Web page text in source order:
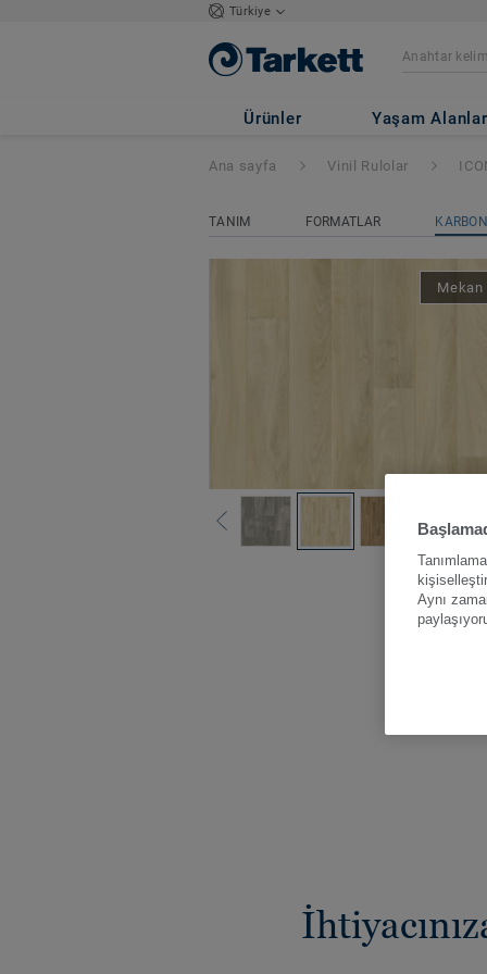
Türkiye
Ürünler Yaşam
ICONIK 260Tex -
Ana sayfa Vinil Rulolar
TANIM FORMATLAR
Mekan
Tüm
Aynı